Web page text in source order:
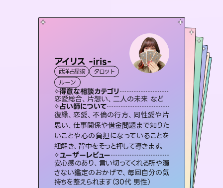
アイリス -iris-
西洋占星術
タロット
ルーン
得意な相談カテゴリ
恋愛総合、片想い、二人の未来 など
占い師について
復縁、恋愛、不倫の行方、同性愛や片
思い、仕事関係や借金問題まで知りた
いことや心の負担になっていることを
紐解き、背中をそっと押して導きます。
ユーザーレビュー
安心感のあり、言い切ってくれる所や濁
さない鑑定のおかげで、毎回自分の気
持ちを整えられます（30代 男性）
桃源珠羽（とうげんみう）
霊視・オーラ タロット
スピリチュアル・リーディング
得意な相談カテゴリ
片想い、あの人の気持ち、復縁 など
占い師について
恋愛のお悩みの中でも特に「曖昧な関
係」の相談を得意としており、友達以上
恋人未満なお相手との今後や本音を丁
寧に読み解き恋愛成就へと導きます。
ユーザーレビュー
鑑定していただいてアドバイス通りに行
動すると仲が復活してきました。ありが
とうございました（40代 女性）
セラピスト理恵
霊視・オーラ
スピリチュアル・リーディング
得意な相談カテゴリ
片想い、二人の未来、年の差 など
占い師について
連絡再開、復縁、成就などの報告実績
多数。セラピストとして2万超の施術経
験があるからこそできる鑑定で、より良
い未来をサポートします。
ユーザーレビュー
とても心温まる鑑定でした。しかもこち
らは何も言っていないのに視えていらっ
しゃるんだなと驚きです（30代女性）
未来視師＊花
霊視・オーラ
スピリチュアル・リーディング
得意な相談カテゴリ
出逢い、片想い、復縁 など
占い師について
未来には何パターンもの選択肢があります。不安で視えにくくなっているあなたの素敵な未来を見つけ、その未来を選択できるようアドバイスします。
ユーザーレビュー
職場の人の性質や人間関係、本心など
本当によく視えていてびっくり。対策が
打てて前向きになれます（40代）
おう 霊感オラクル
オラクルカード
得意な相談カテゴリ
恋愛総合、あの人の気持ち など
占い師について
霊視×オラクルカードを使って「今」と
「未来」そして「気になるあの人の気持
ち」まで丁寧に読み解き、恋や人生のヒ
ントを優しく引き出します。
ユーザーレビュー
不安な気持ちが嘘みたいに晴れまし
た…！よく視えていらっしゃるんだなと
感じました（40代 女性）
彗望
霊視・オーラ
スピリチュアル・リーディング
得意な相談カテゴリ
片想い、あの人の気持ち、復縁 など
占い師について
3,700年以上の歴史を持つ東洋最古の
占術「易占」で詳細まで占い、幸せへ向
かう道筋を示します。厳しい結果にも具
体的な対策をお伝えします。
ユーザーレビュー
複雑な背景もしっかり聞いて鑑定して
いただけました。気持ちが楽になりまし
た（50代 女性）